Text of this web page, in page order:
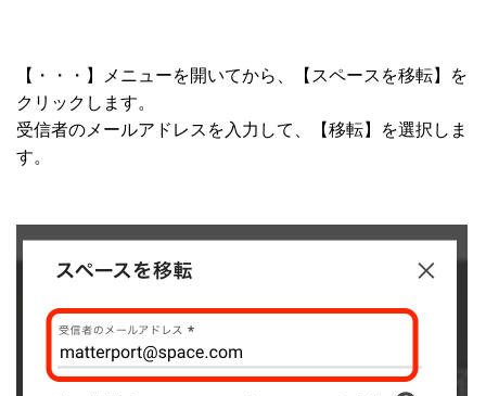
【・・・】メニューを開いてから、【スペースを移転】を
クリックします。
受信者のメールアドレスを入力して、【移転】を選択しま
す。